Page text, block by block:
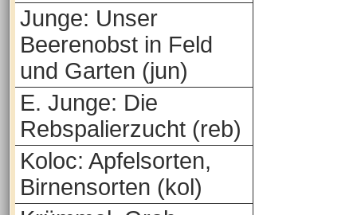
Junge: Unser
Beerenobst in Feld
und Garten (jun)
E. Junge: Die
Rebspalierzucht (reb)
Koloc: Apfelsorten,
Birnensorten (kol)